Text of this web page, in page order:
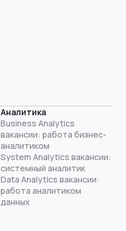
Аналитика
Business Analytics
вакансии: работа бизнес-
аналитиком
System Analytics вакансии:
системный аналитик
Data Analytics вакансии:
работа аналитиком
данных